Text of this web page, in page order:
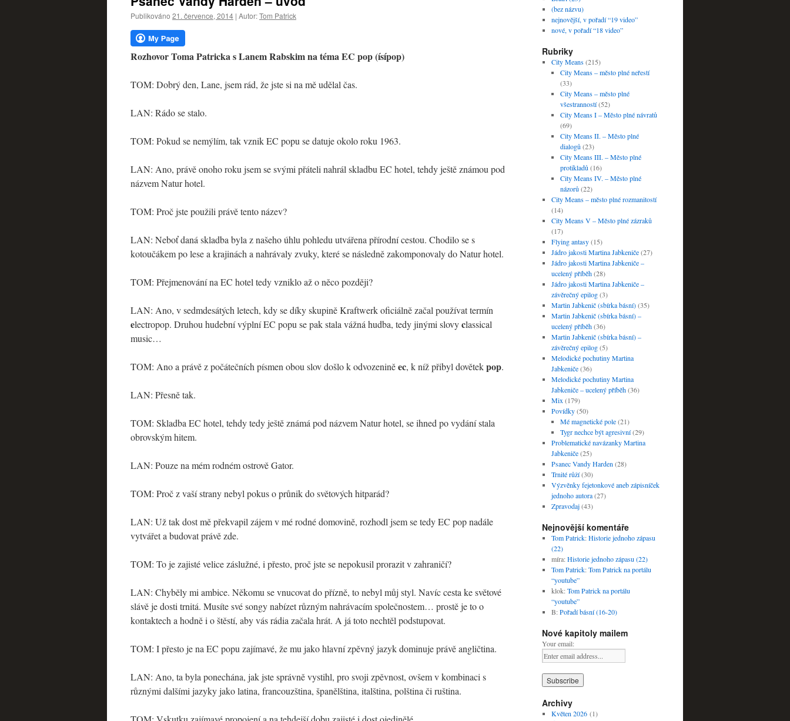
webu
Publikováno 21. července, 2014 | Autor:Tom Patrick
Rozhovor Toma Patricka s Lanem Rabskim na téma EC pop (ísípop)
TOM: Dobrý den, Lane, jsem rád, že jste si na mě udělal čas.
LAN: Rádo se stalo.
TOM: Pokud se nemýlím, tak vznik EC popu se datuje okolo roku 1963.
LAN: Ano, právě onoho roku jsem se svými přáteli nahrál skladbu EC hotel, tehdy ještě známou pod
názvem Natur hotel.
TOM: Proč jste použili právě tento název?
LAN: Neboť daná skladba byla z našeho úhlu pohledu utvářena přírodní cestou. Chodilo se s
kotoučákem po lese a krajinách a nahrávaly zvuky, které se následně zakomponovaly do Natur hotel.
TOM: Přejmenování na EC hotel tedy vzniklo až o něco později?
LAN: Ano, v sedmdesátých letech, kdy se díky skupině Kraftwerk oficiálně začal používat termín
electropop. Druhou hudební výplní EC popu se pak stala vážná hudba, tedy jinými slovyclassical
music…
TOM: Ano a právě z počátečních písmen obou slov došlo k odvozeniněec, k níž přibyl dovětekpop.
LAN: Přesně tak.
TOM: Skladba EC hotel, tehdy tedy ještě známá pod názvem Natur hotel, se ihned po vydání stala
obrovským hitem.
LAN: Pouze na mém rodném ostrově Gator.
TOM: Proč z vaší strany nebyl pokus o průnik do světových hitparád?
LAN: Už tak dost mě překvapil zájem v mé rodné domovině, rozhodl jsem se tedy EC pop nadále
vytvářet a budovat právě zde.
TOM: To je zajisté velice záslužné, i přesto, proč jste se nepokusil prorazit v zahraničí?
LAN: Chyběly mi ambice. Někomu se vnucovat do přízně, to nebyl můj styl. Navíc cesta ke světové
slávě je dosti trnitá. Musíte své songy nabízet různým nahrávacím společnostem… prostě je to o
kontaktech a hodně i o štěstí, aby vás rádia začala hrát. A já toto nechtěl podstupovat.
TOM: I přesto je na EC popu zajímavé, že mu jako hlavní zpěvný jazyk dominuje právě angličtina.
LAN: Ano, ta byla ponechána, jak jste správně vystihl, pro svoji zpěvnost, ovšem v kombinaci s
různými dalšími jazyky jako latina, francouzština, španělština, italština, polština či ruština.
(bez názvu)
nejnovější, v pořadí “19 video”
nové, v pořadí “18 video”
Rubriky
City Means(215)
City Means – město plné neřestí
(33)
City Means – město plné
všestranností(52)
City Means I – Město plné návratů
(69)
City Means II. – Město plné
dialogů (23)
City Means III. – Město plné
protikladů (16)
City Means IV. – Město plné
názorů (22)
City Means – město plné rozmanitostí
(14)
City Means V – Město plné zázraků
(17)
Flying antasy(15)
Jádro jakosti Martina Jabkeniče(27)
Jádro jakosti Martina Jabkeniče –
ucelený příběh(28)
Jádro jakosti Martina Jabkeniče –
závěrečný epilog(3)
Martin Jabkenič (sbírka básní)(35)
Martin Jabkenič (sbírka básní) –
ucelený příběh(36)
Martin Jabkenič (sbírka básní) –
závěrečný epilog(5)
Melodické pochutiny Martina
Jabkeniče(36)
Melodické pochutiny Martina
Jabkeniče – ucelený příběh(36)
Mix (179)
Povídky(50)
Mé magnetické pole(21)
Tygr nechce být agresivní(29)
Problematické navázanky Martina
Jabkeniče(25)
Psanec Vandy Harden (28)
Trnité růží(30)
Výzvěnky fejetonkové aneb zápisníček
jednoho autora(27)
Zpravodaj(43)
Nejnovější komentáře
Tom Patrick:Historie jednoho zápasu
(22)
míra:Historie jednoho zápasu (22)
Tom Patrick:Tom Patrick na portálu
“youtube”
klok:Tom Patrick na portálu
“youtube”
B:Pořadí básní (16-20)
Nové kapitoly mailem
Your email:
Archivy
Květen 2026(1)